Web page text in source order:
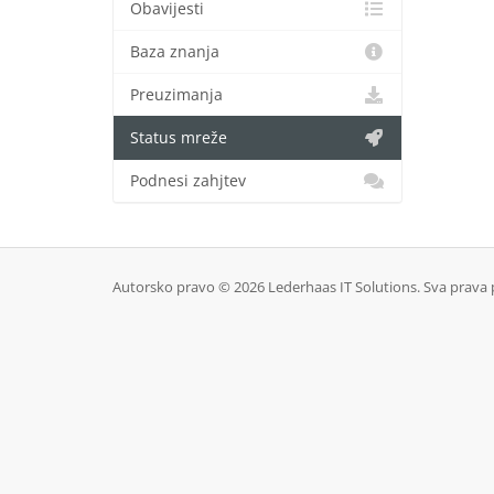
Obavijesti
Baza znanja
Preuzimanja
Status mreže
Podnesi zahjtev
Autorsko pravo © 2026 Lederhaas IT Solutions. Sva prava